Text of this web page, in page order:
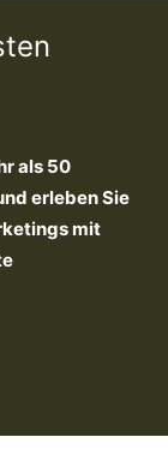
als 50
erleben Sie
mit